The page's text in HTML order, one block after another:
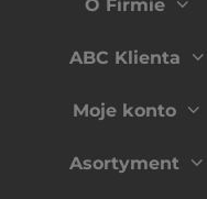
O Firmie
ABC Klienta
Moje konto
Asortyment